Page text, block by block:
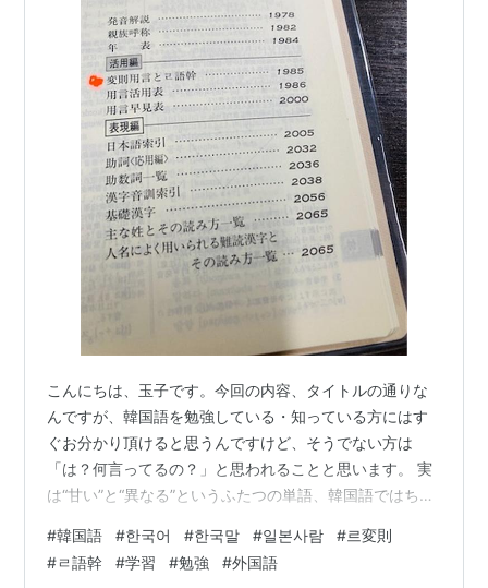
こんにちは、玉子です。今回の内容、タイトルの通りな
んですが、韓国語を勉強している・知っている方にはす
ぐお分かり頂けると思うんですけど、そうでない方は
「は？何言ってるの？」と思われることと思います。 実
は“甘い”と“異なる”というふたつの単語、韓国語ではちょ
語原形（辞書形）】 【参考資料】 【ㄹ語幹のルール】
【르変則活用のルール】 【例文・実践】 【結び】 【“甘
#韓国語 #한국어 #한국말 #일본사람 #르変則
#ㄹ語幹 #学習 #勉強 #外国語